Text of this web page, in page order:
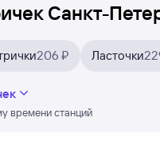
Санкт-
206 ₽ Ласточки
времени станций